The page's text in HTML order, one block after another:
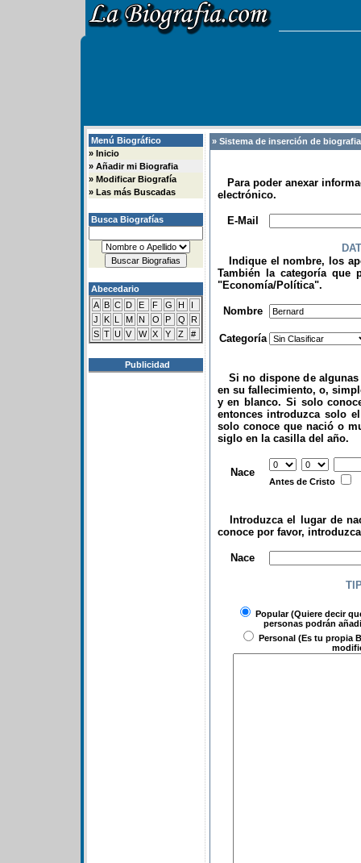
Menú Biográfico
» Inicio
» Añadir mi Biografia
» Modificar Biografía
» Las más Buscadas
Busca Biografías
Abecedario
A B C D E F G H
I
J
K L M N O P Q
R
S T U V W X Y Z #
Publicidad
» Sistema de inserción de
Para poder anexar
electrónico.
E-Mail
Indique el nombre, los
También la categoría que
"Economía/Política".
Nombre
Categoría
Si no dispone de algunas
en su fallecimiento, o,
y en blanco. Si solo
entonces introduzca solo
solo conoce que nació o
siglo en la casilla del año.
Nace
Antes de Cristo
Introduzca el lugar de
conoce por favor,
Nace
Popular(Quiere decir
personas podrán
Personal (Es tu propia